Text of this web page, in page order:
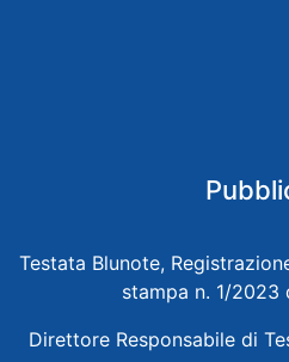
Testata Blunote,
stampa n. 1/2023
Direttore Responsabile di